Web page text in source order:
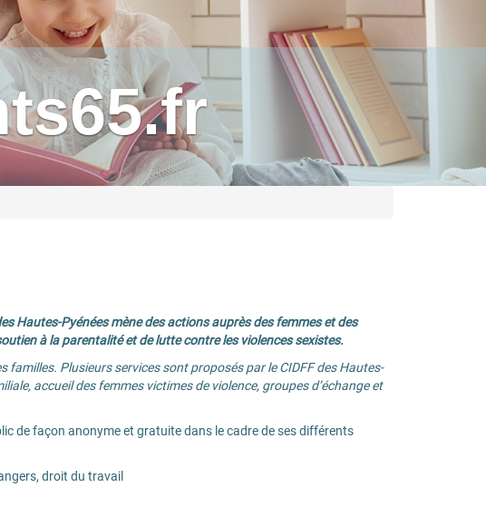
Hautes-Pyénées mène des actions auprès des femmes et des
à la parentalité et de lutte contre les violences sexistes.
Plusieurs services sont proposés par le CIDFF des Hautes-
accueil des femmes victimes de violence, groupes d’échange et
de façon anonyme et gratuite dans le cadre de ses différents
droit du travail